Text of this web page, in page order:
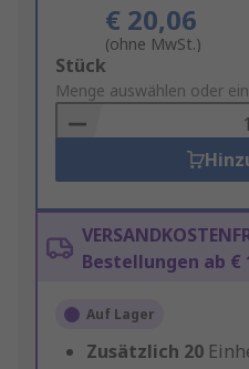
€ 20,06
(ohne MwSt.)
Add
to
Basket
Stück
Menge auswählen oder
Bestellungen ab €
Auf Lager
Zusätzlich 20